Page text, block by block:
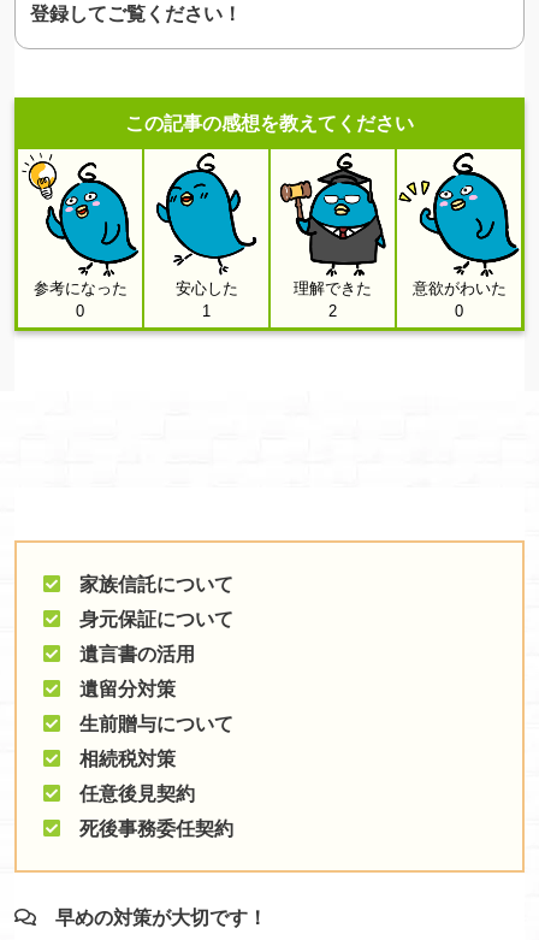
登録してご覧ください！
この記事の感想を教えてください
参考になった
0
安心した
1
理解できた
2
意欲がわいた
0
家族信託について
身元保証について
遺言書の活用
遺留分対策
生前贈与について
相続税対策
任意後見契約
死後事務委任契約
早めの対策が大切です！